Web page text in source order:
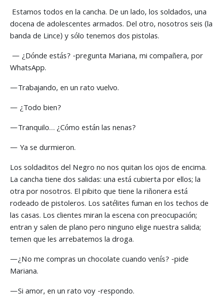
Estamos todos en la cancha. De un lado, los soldados, una
docena de adolescentes armados. Del otro, nosotros seis (la
banda de Lince) y sólo tenemos dos pistolas.
— ¿Dónde estás? -pregunta Mariana, mi compañera, por
WhatsApp.
—Trabajando, en un rato vuelvo.
— ¿Todo bien?
—Tranquilo… ¿Cómo están las nenas?
— Ya se durmieron.
Los soldaditos del Negro no nos quitan los ojos de encima.
La cancha tiene dos salidas: una está cubierta por ellos; la
otra por nosotros. El pibito que tiene la riñonera está
rodeado de pistoleros. Los satélites fuman en los techos de
las casas. Los clientes miran la escena con preocupación;
entran y salen de plano pero ninguno elige nuestra salida;
temen que les arrebatemos la droga.
—¿No me compras un chocolate cuando venís? -pide
Mariana.
—Si amor, en un rato voy -respondo.